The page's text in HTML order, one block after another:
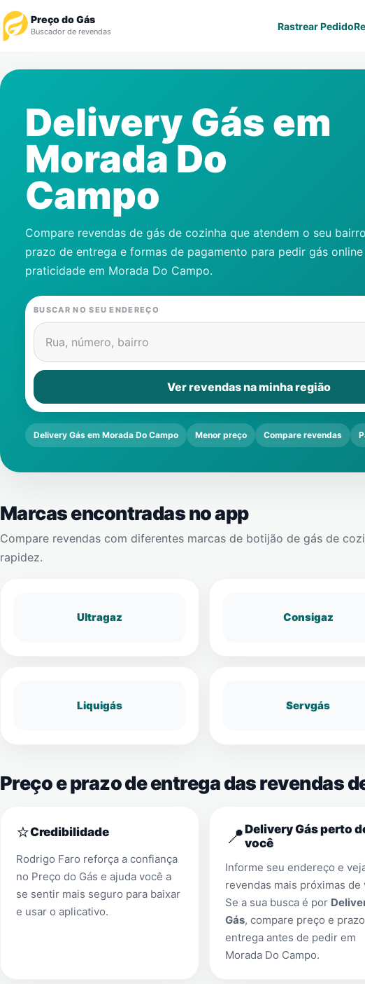
Preço do Gás
Buscador de revendas Rastrear Pedido
Revendedor
Notícias
Cadastre-se
Contatos
Delivery Gás em
Morada Do
Campo
Compare revendas de gás de cozinha que atendem o seu
prazo de entrega e formas de pagamento para pedir gás
praticidade em Morada Do Campo.
BUSCAR NO SEU ENDEREÇO
Rua, número, bairro
Ver revendas na minha região
Delivery Gás em Morada Do Campo Menor preço Compare revendas
Marcas encontradas no app
Compare revendas com diferentes marcas de botijão de gás de
rapidez.
Ultragaz Consigaz
Liquigás Servgás
Preço e prazo de entrega das revendas
⭐Credibilidade
Rodrigo Faro reforça a confiança
no Preço do Gás e ajuda você a
se sentir mais seguro para baixar
e usar o aplicativo.
📍Delivery Gás perto
você
Informe seu endereço e
revendas mais próximas de
Se a sua busca é por
Gás, compare preço e
entrega antes de pedir em
Morada Do Campo.